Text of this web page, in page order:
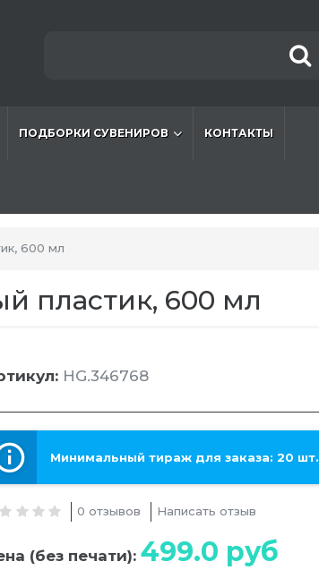
ПОДБОРКИ СУВЕНИРОВ КОНТАКТЫ
600 мл
пластик, 600 мл
HG.346768
Минимальный тираж для заказа: 20 шт.
0 отзывов Написать отзыв
(без печати): 499.0 руб